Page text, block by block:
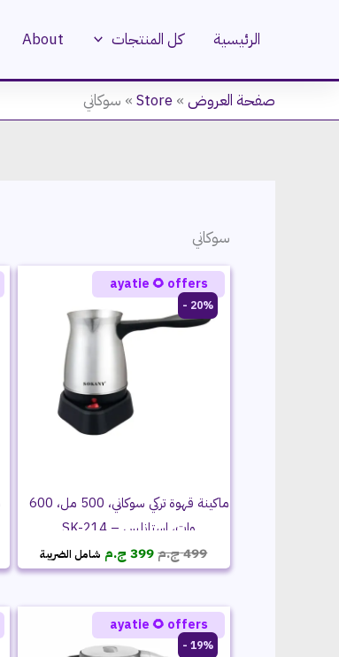
الرئيسية كل المنتجات About
صفحة العروض »
Store
» سوكاني
سوكاني
20% -
ماكينة قهوة تركي سوكاني، 500 مل، 600
وات، استانلس – SK-214
499ج.مالسعر
الأصلي
499 ج.م.
399 ج.مالسعر
الحالي
399 ج.م.
شامل الضريبة
ayatie 🌻 offers
19% -
ayatie 🌻 offers